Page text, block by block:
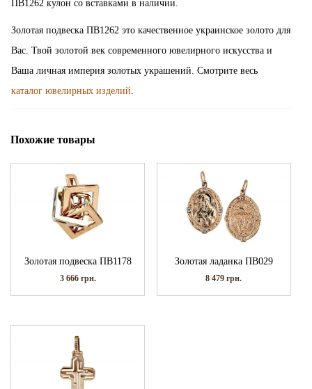
ПВ1262 кулон со вставками в наличии.
Золотая подвеска ПВ1262 это качественное украинское золото для
Вас. Твой золотой век современного ювелирного искусства и
Ваша личная империя золотых украшений. Смотрите весь
каталог ювелирных изделий
Похожие товары
Золотая подвеска ПВ1178
3 666 грн.
Золотая ладанка ПВ029
8 479грн.